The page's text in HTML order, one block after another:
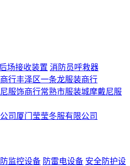
场接收装置 消防员呼救器
丰泽区一条龙服装商行
常熟市服装城摩戴尼服
厦门莹莹冬服有限公司
监控设备 防雷电设备 安全防护设